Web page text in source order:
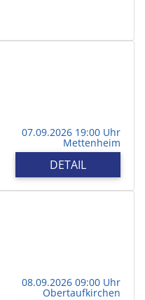
07.09.2026 19:00 Uhr
Mettenheim
DETAIL
08.09.2026 09:00 Uhr
Obertaufkirchen